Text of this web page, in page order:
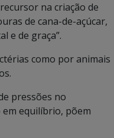
na criação de
de cana-de-açúcar,
e de graça”.
como por animais
pressões no
em equilíbrio, põem